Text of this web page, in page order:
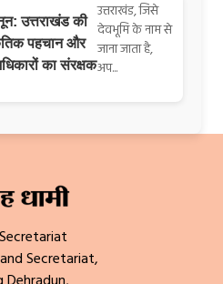
उत्तराखंड की
पहचान और
का संरक्षक
उत्तराखंड, जिसे
देवभूमि के नाम से
जाना जाता है,
अप...
Secretariat,